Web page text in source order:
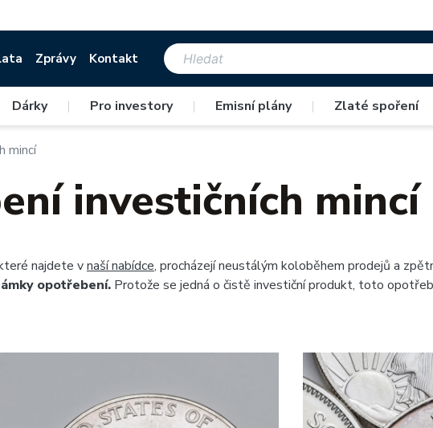
Zprávy Kontakt
Dárky | Pro investory | Emisní plány | Zlaté spoření
mincí
investičních mincí
najdete vnaší nabídce, procházejí neustálým koloběhem prodejů a
opotřebení. Protože se jedná o čistě investiční produkt, toto